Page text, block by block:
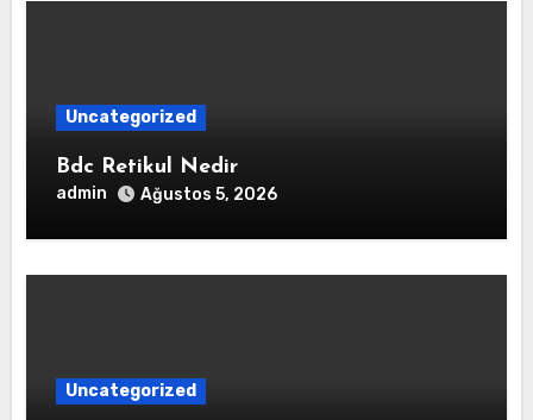
Uncategorized
Bdc Retikul Nedir
admin Ağustos 5, 2026
Uncategorized